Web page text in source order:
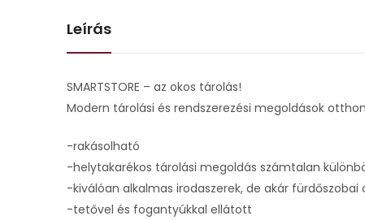
Leírás
SMARTSTORE – az okos tárolás!
Modern tárolási és rendszerezési megoldások
-rakásolható
-helytakarékos tárolási megoldás számtalan
-kiválóan alkalmas irodaszerek, de akár fürdőszobai
-tetővel és fogantyúkkal ellátott